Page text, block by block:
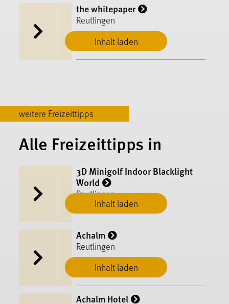
Inhalt laden
the whitepaper
Reutlingen
weitere Freizeittipps
Alle Freizeittipps in
Inhalt laden
3D Minigolf Indoor Blacklight
World
Reutlingen
Inhalt laden
Achalm
Reutlingen
Achalm Hotel